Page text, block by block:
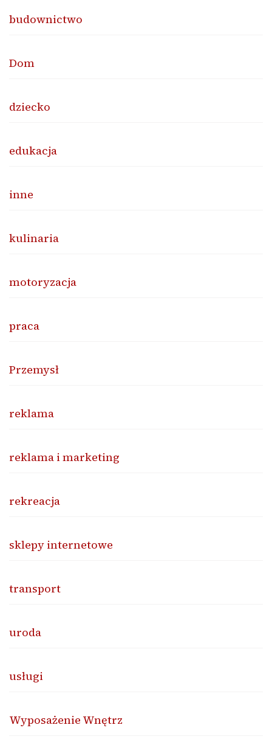
budownictwo
Dom
dziecko
edukacja
inne
kulinaria
motoryzacja
praca
Przemysł
reklama
reklama i marketing
rekreacja
sklepy internetowe
transport
uroda
usługi
Wyposażenie Wnętrz